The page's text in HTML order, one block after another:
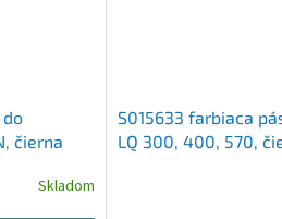
do
čierna
Skladom
S015633 farbiaca
LQ 300, 400, 570,